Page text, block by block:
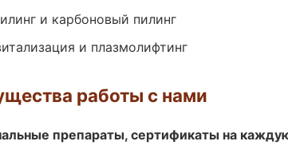
и карбоновый пилинг
и плазмолифтинг
работы с нами
препараты, сертификаты на